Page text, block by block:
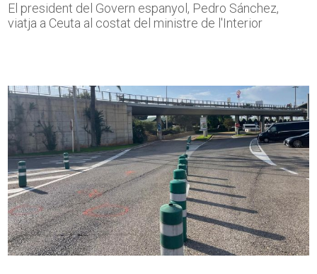
El president del Govern espanyol, Pedro Sánchez,
viatja a Ceuta al costat del ministre de l'Interior